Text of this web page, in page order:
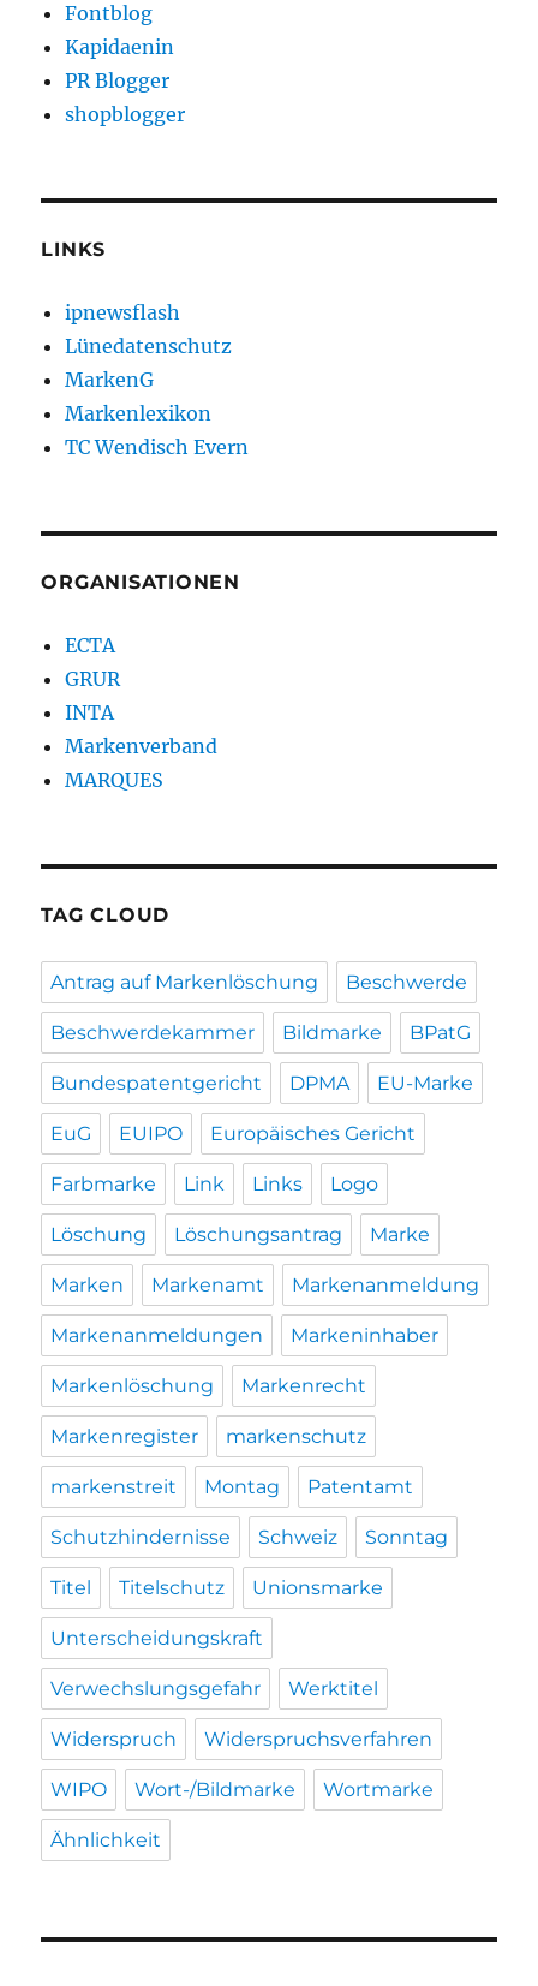
Fontblog
Kapidaenin
PR Blogger
shopblogger
LINKS
ipnewsflash
Lünedatenschutz
MarkenG
Markenlexikon
TC Wendisch Evern
ORGANISATIONEN
ECTA
GRUR
INTA
Markenverband
MARQUES
TAG CLOUD
Antrag auf Markenlöschung Beschwerde
Beschwerdekammer Bildmarke BPatG
Bundespatentgericht DPMA EU-Marke
EuG EUIPO Europäisches Gericht
Farbmarke Link Links Logo
Löschung Löschungsantrag Marke
Marken Markenamt Markenanmeldung
Markenanmeldungen Markeninhaber
Markenlöschung Markenrecht
Markenregister markenschutz
markenstreit Montag Patentamt
Schutzhindernisse Schweiz Sonntag
Titel Titelschutz Unionsmarke
Unterscheidungskraft
Verwechslungsgefahr Werktitel
Widerspruch Widerspruchsverfahren
WIPO Wort-/Bildmarke Wortmarke
Ähnlichkeit